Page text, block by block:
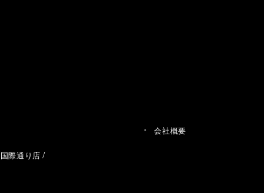
際通り店
会社概要